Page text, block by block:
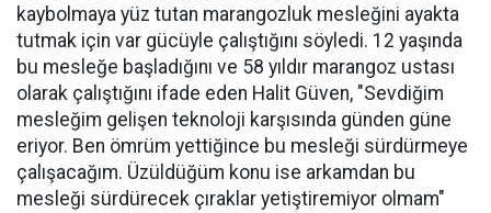
kaybolmaya yüz tutan marangozluk mesleğini ayakta
tutmak için var gücüyle çalıştığını söyledi. 12 yaşında
bu mesleğe başladığını ve 58 yıldır marangoz ustası
olarak çalıştığını ifade eden Halit Güven, "Sevdiğim
mesleğim gelişen teknoloji karşısında günden güne
eriyor. Ben ömrüm yettiğince bu mesleği sürdürmeye
çalışacağım. Üzüldüğüm konu ise arkamdan bu
mesleği sürdürecek çıraklar yetiştiremiyor olmam"